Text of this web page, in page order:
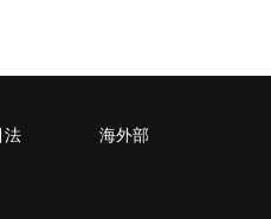
法 海外部